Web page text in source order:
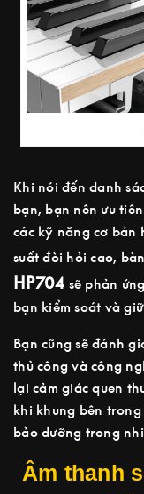
Khi nói đến danh
bạn, bạn nên ưu
các kỹ năng cơ bản
suất đòi hỏi cao,
HP704 sẽ phản
bạn kiểm soát và
Bạn cũng sẽ đánh
thủ công và công
lại cảm giác quen
khi khung bên
bảo dưỡng trong
Âm thanh